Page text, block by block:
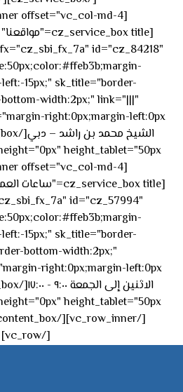
id="cz_84218"
15px;" sk_title="border-
width:2px;" link="|||"
id="cz_57994"
15px;" sk_title="border-
bottom-width:2px;"
[/vc_row]